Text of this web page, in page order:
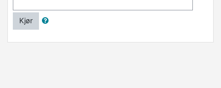
Kjør